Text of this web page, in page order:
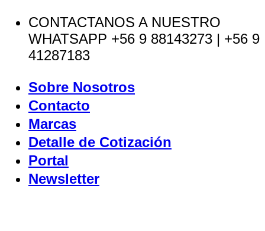
Saltar
contenido
CONTACTANOS A NUESTRO
WHATSAPP +56 9 88143273 | +56 9
41287183
Sobre Nosotros
Contacto
Marcas
Detalle de Cotización
Portal
Newsletter